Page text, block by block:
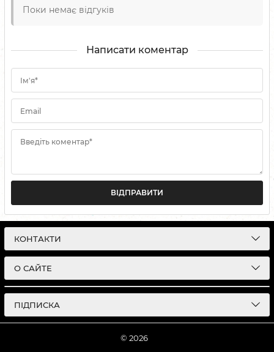
Поки немає відгуків
Написати коментар
Ім'я*
Email
Введіть коментар*
ВІДПРАВИТИ
КОНТАКТИ
О САЙТЕ
ПІДПИСКА
© 2026